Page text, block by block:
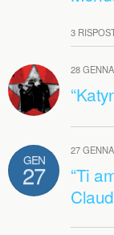
3
28
GEN
27
27
“Ti